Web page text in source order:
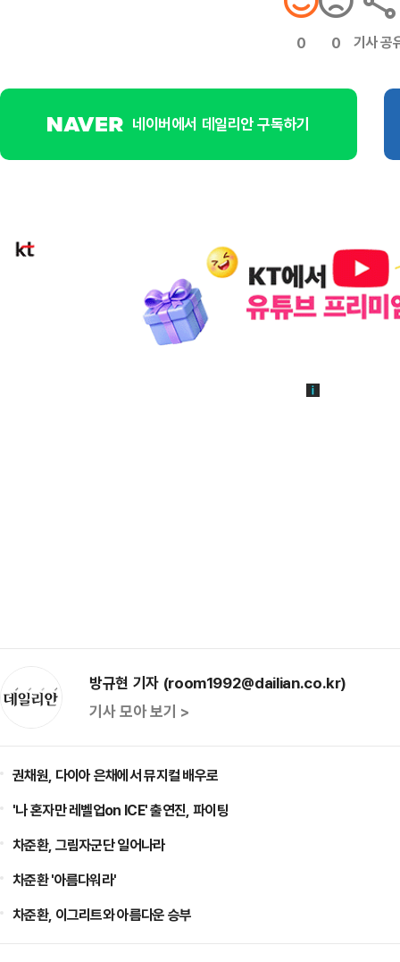
0 0 기사 공
네이버에서 데일리안 구독하기
방규현 기자 (room1992@dailian.co.kr)
기사 모아 보기 >
권채원, 다이아 은채에서 뮤지컬 배우로
'나 혼자만 레벨업on ICE' 출연진, 파이팅
차준환, 그림자군단 일어나라
차준환 '아름다워라'
차준환, 이그리트와 아름다운 승부